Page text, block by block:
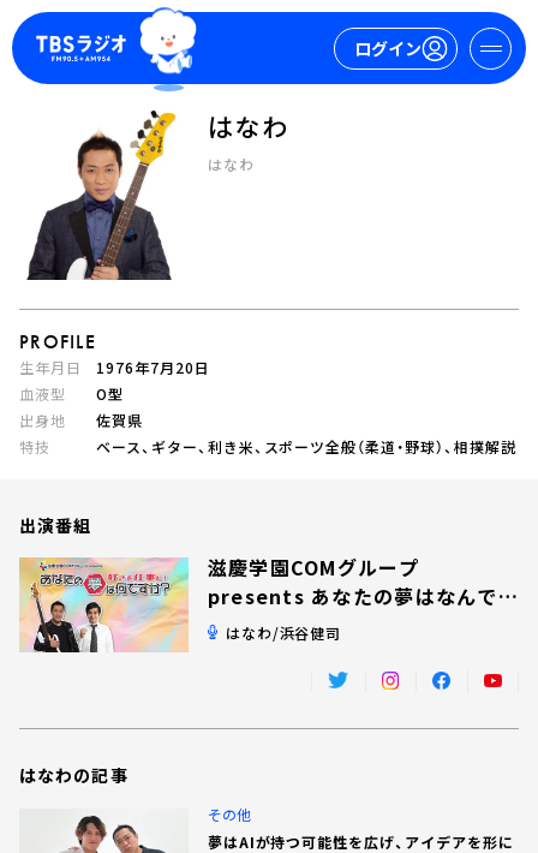
ログイン
マイページ
ログイン
今日の番組表
週間番組表
TBS Podcast
お知らせ
イベント・グッズ
YouTube
会社情報
はなわ
はなわ
PROFILE
生年月日
1976年7月20日
血液型
O型
出身地
佐賀県
特技
ベース、ギター、利き米、スポーツ全般（柔道・野球）、相撲解説
出演番組
滋慶学園COMグループ
presents あなたの夢はなんです
か？はなわ/浜谷健司
はなわの記事
その他
夢はAIが持つ可能性を広げ、アイデアを形に